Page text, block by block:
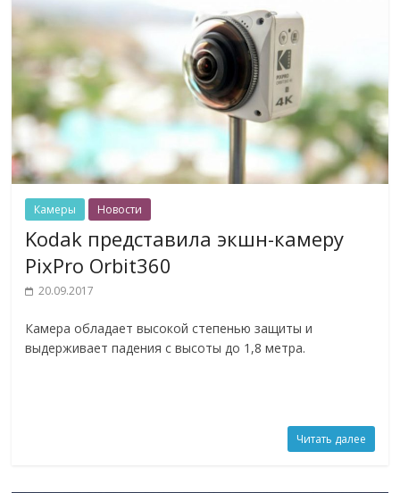
Камеры Новости
Kodak представила экшн-камеру
PixPro Orbit360
20.09.2017
Камера обладает высокой степенью защиты и
выдерживает падения с высоты до 1,8 метра.
Читать далее